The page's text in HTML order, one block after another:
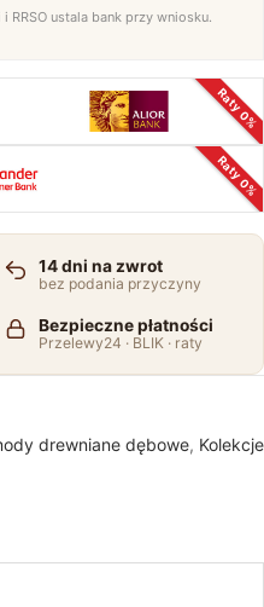
RRSO ustala bank przy wniosku.
Raty 0%
Raty 0%
14 dni na zwrot
bez podania przyczyny
Bezpieczne płatności
Przelewy24 · BLIK · raty
drewniane dębowe, Kolekcje